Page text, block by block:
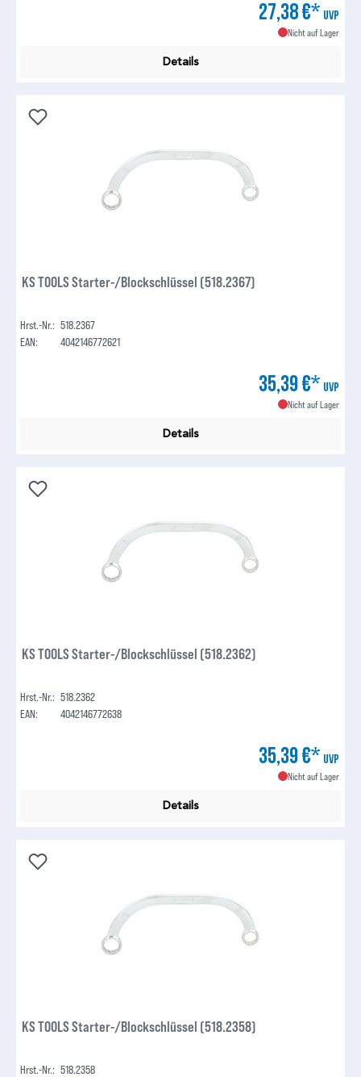
27,38 €* UVP
Nicht auf Lager
Details
KS TOOLS Starter-/Blockschlüssel (518.2367)
Hrst.-Nr.: 518.2367
EAN:
4042146772621
35,39 €* UVP
Nicht auf Lager
Details
KS TOOLS Starter-/Blockschlüssel (518.2362)
Hrst.-Nr.: 518.2362
EAN:
4042146772638
35,39 €* UVP
Nicht auf Lager
Details
KS TOOLS Starter-/Blockschlüssel (518.2358)
Hrst.-Nr.: 518.2358